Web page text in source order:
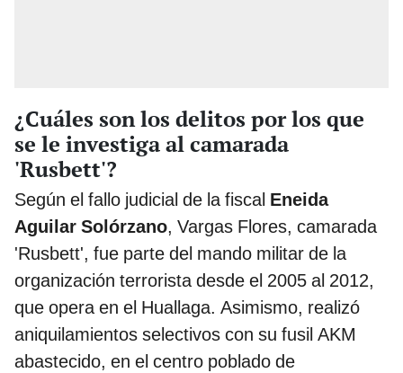
¿Cuáles son los delitos por los que
se le investiga al camarada
'Rusbett'?
Según el fallo judicial de la fiscal Eneida
Aguilar Solórzano, Vargas Flores, camarada
'Rusbett', fue parte del mando militar de la
organización terrorista desde el 2005 al 2012,
que opera en el Huallaga. Asimismo, realizó
aniquilamientos selectivos con su fusil AKM
abastecido, en el centro poblado de